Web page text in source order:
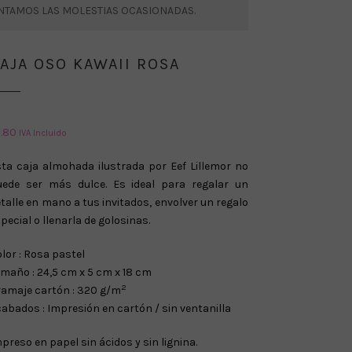
LAS MOLESTIAS OCASIONADAS.
OSO KAWAII ROSA
IVA Incluido
caja almohada ilustrada por Eef Lillemor no
ser más dulce. Es ideal para regalar un
en mano a tus invitados, envolver un regalo
o llenarla de golosinas.
: Rosa pastel
: 24,5 cm x 5 cm x 18 cm
cartón : 320 g/m2
: Impresión en cartón / sin ventanilla
en papel sin ácidos y sin lignina.